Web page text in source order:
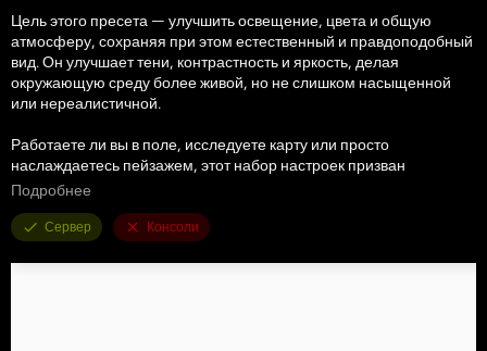
Цель этого пресета — улучшить освещение, цвета и общую
атмосферу, сохраняя при этом естественный и правдоподобный
вид. Он улучшает тени, контрастность и яркость, делая
окружающую среду более живой, но не слишком насыщенной
или нереалистичной.
Работаете ли вы в поле, исследуете карту или просто
наслаждаетесь пейзажем, этот набор настроек призван
обеспечить сбалансированный и аутентичный визуальный стиль,
Не стесняйтесь настроить его по своему вкусу и сделать его
своим!
Подробнее
Сервер Консоли